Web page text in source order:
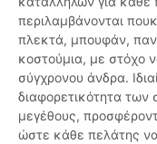
περιλαμβάνονται
πλεκτά, μπουφάν,
κοστούμια, με στόχο
σύγχρονου άνδρα.
διαφορετικότητα των
μεγέθους,
ώστε κάθε πελάτης